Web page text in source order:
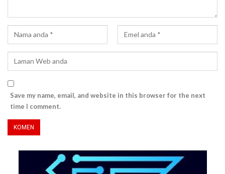
Save my name, email, and website in this browser for the next
time I comment.